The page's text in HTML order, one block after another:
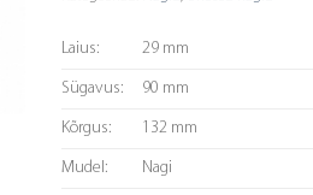
Laius: 29 mm
Sügavus: 90 mm
Kõrgus: 132 mm
Mudel: Nagi